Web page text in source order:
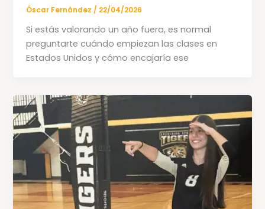
Óscar Fernández / 22/04/2026
Si estás valorando un año fuera, es normal
preguntarte cuándo empiezan las clases en
Estados Unidos y cómo encajaría ese